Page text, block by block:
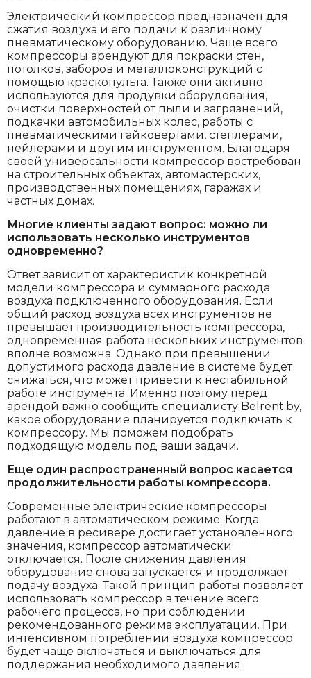
Электрический компрессор предназначен для
сжатия воздуха и его подачи к различному
пневматическому оборудованию. Чаще всего
компрессоры арендуют для покраски стен,
потолков, заборов и металлоконструкций с
помощью краскопульта. Также они активно
используются для продувки оборудования,
очистки поверхностей от пыли и загрязнений,
подкачки автомобильных колес, работы с
пневматическими гайковертами, степлерами,
нейлерами и другим инструментом. Благодаря
своей универсальности компрессор востребован
на строительных объектах, автомастерских,
производственных помещениях, гаражах и
частных домах.
Многие клиенты задают вопрос: можно ли
использовать несколько инструментов
одновременно?
Ответ зависит от характеристик конкретной
модели компрессора и суммарного расхода
воздуха подключенного оборудования. Если
общий расход воздуха всех инструментов не
превышает производительность компрессора,
одновременная работа нескольких инструментов
вполне возможна. Однако при превышении
допустимого расхода давление в системе будет
снижаться, что может привести к нестабильной
работе инструмента. Именно поэтому перед
арендой важно сообщить специалисту Belrent.by,
какое оборудование планируется подключать к
компрессору. Мы поможем подобрать
подходящую модель под ваши задачи.
Еще один распространенный вопрос касается
продолжительности работы компрессора.
Современные электрические компрессоры
работают в автоматическом режиме. Когда
давление в ресивере достигает установленного
значения, компрессор автоматически
отключается. После снижения давления
оборудование снова запускается и продолжает
подачу воздуха. Такой принцип работы позволяет
использовать компрессор в течение всего
рабочего процесса, но при соблюдении
рекомендованного режима эксплуатации. При
интенсивном потреблении воздуха компрессор
будет чаще включаться и выключаться для
поддержания необходимого давления.